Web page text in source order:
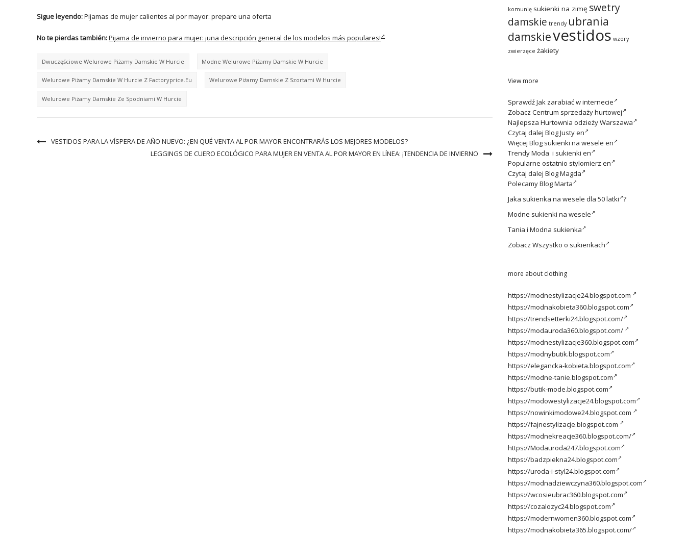
Sigue leyendo:Pijamas de mujer calientes al por mayor: prepare una oferta
No te pierdas también:Pijama de invierno para mujer: ¡una descripción general de los modelos más populares!
Dwuczęściowe Welurowe Piżamy Damskie W Hurcie Modne Welurowe Piżamy Damskie W Hurcie
Welurowe Piżamy Damskie W Hurcie Z Factoryprice.eu Welurowe Piżamy Damskie Z Szortami W Hurcie
Welurowe Piżamy Damskie Ze Spodniami W Hurcie
VESTIDOS PARA LA VÍSPERA DE AÑO NUEVO: ¿EN QUÉ VENTA AL POR MAYOR ENCONTRARÁS LOS MEJORES MODELOS?
LEGGINGS DE CUERO ECOLÓGICO PARA MUJER EN VENTA AL POR MAYOR EN LÍNEA: ¡TENDENCIA DE INVIERNO
komunię sukienki na zimę swetry
damskie trendy ubrania
damskievestidos wzory
zwierzęce żakiety
View more
SprawdźJak zarabiać w internecie
Zobacz Centrum sprzedaży hurtowej
Najlepsza Hurtownia odzieży Warszawa
Czytaj dalej Blog Justy en
Więcej Blog sukienki na wesele en
TrendyModa i sukienki en
Popularne ostatnio stylomierz en
Czytaj dalej Blog Magda
PolecamyBlog Marta
Jaka sukienka na wesele dla 50 latki ?
Modne sukienki na wesele
Tania i Modna sukienka
Zobacz Wszystko o sukienkach
more about clothing
https://modnestylizacje24.blogspot.com
https://modnakobieta360.blogspot.com
https://trendsetterki24.blogspot.com/
https://modauroda360.blogspot.com/
https://modnestylizacje360.blogspot.com
https://modnybutik.blogspot.com
https://elegancka-kobieta.blogspot.com
https://modne-tanie.blogspot.com
https://butik-mode.blogspot.com
https://modowestylizacje24.blogspot.com
https://nowinkimodowe24.blogspot.com
https://fajnestylizacje.blogspot.com
https://modnekreacje360.blogspot.com/
https://Modauroda247.blogspot.com
https://badzpiekna24.blogspot.com
https://uroda-i-styl24.blogspot.com
https://modnadziewczyna360.blogspot.com
https://wcosieubrac360.blogspot.com
https://cozalozyc24.blogspot.com
https://modernwomen360.blogspot.com
https://modnakobieta365.blogspot.com/